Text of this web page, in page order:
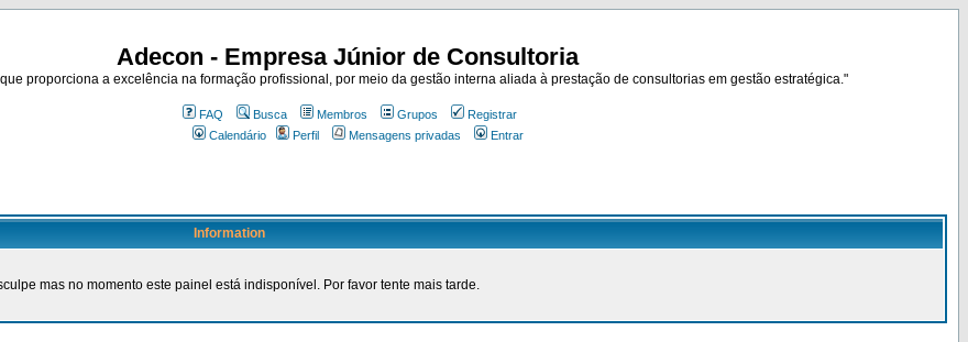
Adecon - Empresa Júnior de Consultoria
proporciona a excelência na formação profissional, por meio da gestão interna aliada à prestação de consultorias em gestão estratégica."
FAQ Busca Membros Grupos
Registrar
Calendário
Perfil Mensagens privadas Entrar
Information
mas no momento este painel está indisponível. Por favor tente mais tarde.